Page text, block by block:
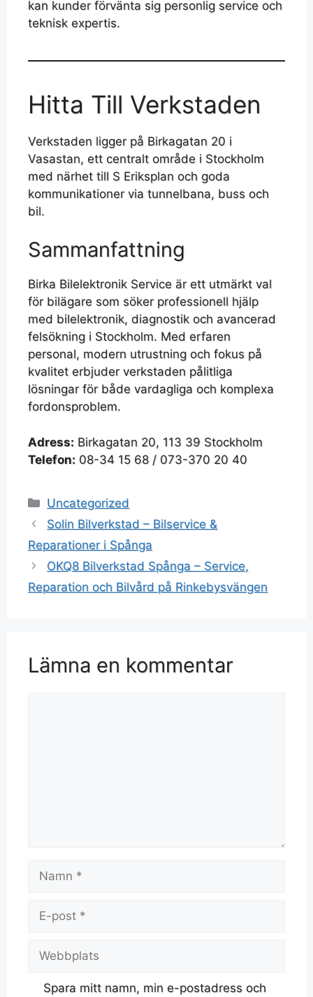
kan kunder förvänta sig personlig service och
teknisk expertis.
Hitta Till Verkstaden
Verkstaden ligger på Birkagatan 20 i
Vasastan, ett centralt område i Stockholm
med närhet till S Eriksplan och goda
kommunikationer via tunnelbana, buss och
bil.
Sammanfattning
Birka Bilelektronik Service är ett utmärkt val
för bilägare som söker professionell hjälp
med bilelektronik, diagnostik och avancerad
felsökning i Stockholm. Med erfaren
personal, modern utrustning och fokus på
kvalitet erbjuder verkstaden pålitliga
lösningar för både vardagliga och komplexa
fordonsproblem.
Adress: Birkagatan 20, 113 39 Stockholm
Telefon: 08-34 15 68 / 073-370 20 40
Uncategorized
Solin Bilverkstad – Bilservice &
Reparationer i Spånga
OKQ8 Bilverkstad Spånga – Service,
Reparation och Bilvård på Rinkebysvängen
Lämna en kommentar
Spara mitt namn, min e-postadress och